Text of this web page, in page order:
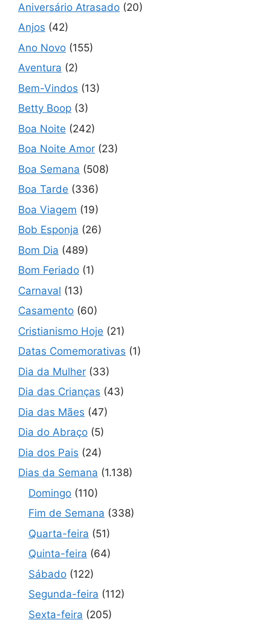
Aniversário Atrasado (20)
Anjos (42)
Ano Novo (155)
Aventura (2)
Bem-Vindos (13)
Betty Boop (3)
Boa Noite (242)
Boa Noite Amor (23)
Boa Semana (508)
Boa Tarde (336)
Boa Viagem (19)
Bob Esponja (26)
Bom Dia (489)
Bom Feriado (1)
Carnaval (13)
Casamento (60)
Cristianismo Hoje (21)
Datas Comemorativas (1)
Dia da Mulher (33)
Dia das Crianças (43)
Dia das Mães (47)
Dia do Abraço (5)
Dia dos Pais (24)
Dias da Semana (1.138)
Domingo (110)
Fim de Semana (338)
Quarta-feira (51)
Quinta-feira (64)
Sábado (122)
Segunda-feira (112)
Sexta-feira (205)